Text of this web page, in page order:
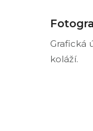
Grafická
koláží.